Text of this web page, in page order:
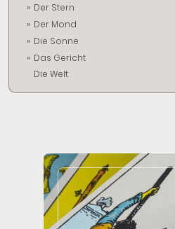
Der Stern
Der Mond
Die Sonne
Das Gericht
Die Welt